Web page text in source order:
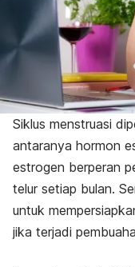
Siklus menstruasi
antaranya hormon
estrogen berperan
telur setiap bulan.
untuk
jika terjadi